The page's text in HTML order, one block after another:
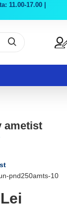
11.00-17.00 |
ametist
pnd250amts-10